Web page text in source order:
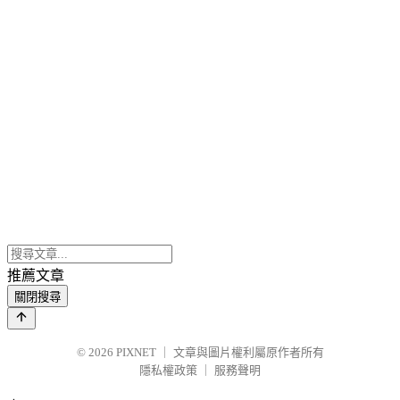
推薦文章
關閉搜尋
© 2026 PIXNET
文章與圖片權利屬原作者所有
隱私權政策
服務聲明